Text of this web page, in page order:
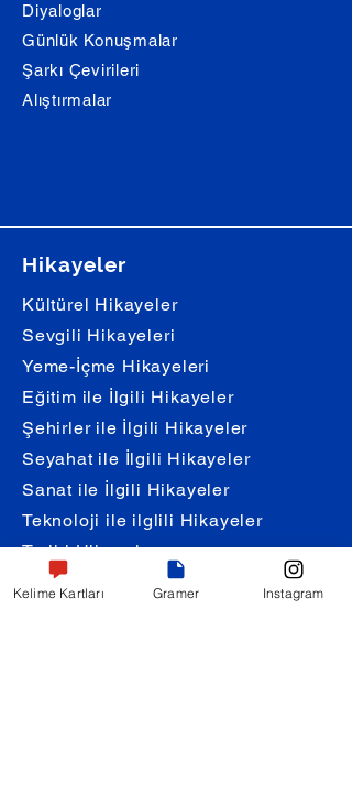
Diyaloglar
Günlük Konuşmalar
Şarkı Çevirileri
Alıştırmalar
Hikayeler
Kültürel Hikayeler
Sevgili Hikayeleri
Yeme-İçme Hikayeleri
Eğitim ile İlgili Hikayeler
Şehirler ile İlgili Hikayeler
Seyahat ile İlgili Hikayeler
Sanat ile İlgili Hikayeler
Teknoloji ile ilglili Hikayeler
Tarihi Hikayeler
Kelime Kartları Gramer Instagram